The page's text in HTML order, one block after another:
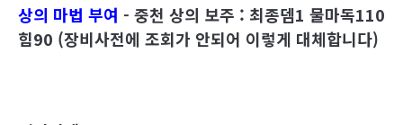
상의 마법 부여 - 중천 상의 보주 : 최종뎀1 물마독110
힘90 (장비사전에 조회가 안되어 이렇게 대체합니다)